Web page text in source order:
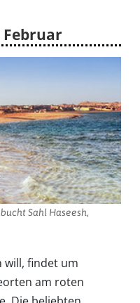
Sahl Haseesh,
will, findet um
am roten